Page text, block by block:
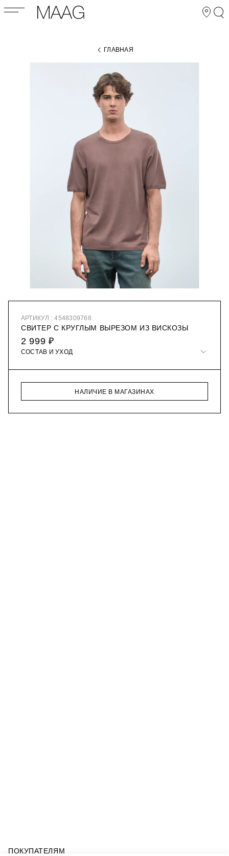
ГЛАВНАЯ
АРТИКУЛ : 4548309768
СВИТЕР С КРУГЛЫМ ВЫРЕЗОМ ИЗ ВИСКОЗЫ
2 999 ₽
СОСТАВ И УХОД
НАЛИЧИЕ В МАГАЗИНАХ
ПОКУПАТЕЛЯМ